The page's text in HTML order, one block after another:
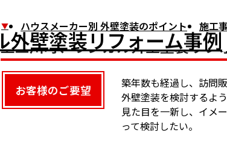
ハウスメーカー別 外壁塗装のポイント 施工
上三川町、ラジカル外壁塗装リフ
お客様のご要望
築年数も経過し、訪問
外壁塗装を検討するよ
見た目を一新し、イメ
って検討したい。